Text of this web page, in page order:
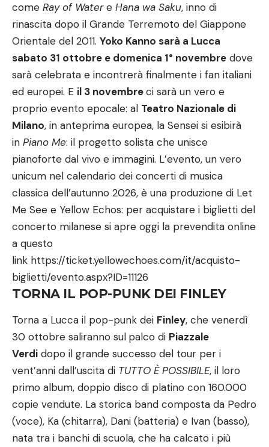
come Ray of Watere Hana wa Saku, inno di
rinascita dopo il Grande Terremoto del Giappone
Orientale del 2011. Yoko Kanno sarà a Lucca
sabato 31 ottobre e domenica 1° novembre dove
sarà celebrata e incontrerà finalmente i fan italiani
ed europei. E il 3 novembreci sarà un vero e
proprio evento epocale: al Teatro Nazionale di
Milano, in anteprima europea, la Sensei si esibirà
in Piano Me: il progetto solista che unisce
pianoforte dal vivo e immagini. L’evento, un vero
unicum nel calendario dei concerti di musica
classica dell’autunno 2026, è una produzione di Let
Me See e Yellow Echos: per acquistare i biglietti del
concerto milanese si apre oggi la prevendita online
a questo
link https://ticket.yellowechoes.com/it/acquisto-
biglietti/evento.aspx?ID=11126
TORNA IL POP-PUNK DEI FINLEY
Torna a Lucca il pop-punk dei Finley, che venerdì
30 ottobre saliranno sul palco di Piazzale
Verdi dopo il grande successo del tour per i
vent’anni dall’uscita di TUTTO È POSSIBILE, il loro
primo album, doppio disco di platino con 160.000
copie vendute. La storica band composta da Pedro
(voce), Ka (chitarra), Dani (batteria) e Ivan (basso),
nata tra i banchi di scuola, che ha calcato i più